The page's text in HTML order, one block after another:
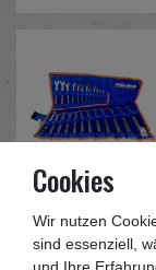
Cookies
Wir nutzen
sind essenziell,
und Ihre